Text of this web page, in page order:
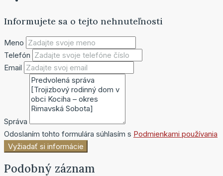
Informujete sa o tejto nehnuteľnosti
Meno
Telefón
Email
Správa
Odoslaním tohto formulára súhlasím s Podmienkami používania
Vyžiadať si informácie
Podobný záznam